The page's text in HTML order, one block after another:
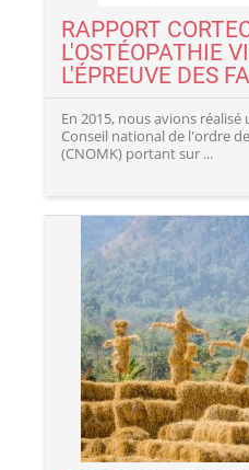
RAPPORT
L'OSTÉOPATHIE
L'ÉPREUVE DES
En 2015, nous avions
Conseil national de l'ordre
(CNOMK) portant sur ...